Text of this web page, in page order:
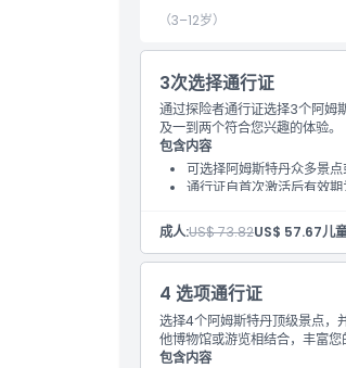
需要了解的事项
位置
取消政策
（3–12岁）
3次选择通行证
通过探险者通行证选择3个阿姆
及一到两个符合您兴趣的体验。
包含内容
可选择阿姆斯特丹众多景
通行证自首次激活后有效期
成人:US$ 73.82US$ 57.67儿
4 选项通行证
选择4个阿姆斯特丹顶级景点，
他博物馆或游览相结合，丰富您
包含内容